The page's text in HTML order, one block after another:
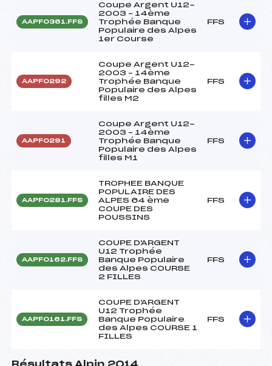
AAPF0361.FFS
Coupe Argent U12-
2003 – 14ème
Trophée Banque
Populaire des Alpes
1er Course
FFS
AAPF0292
Coupe Argent U12-
2003 – 14ème
Trophée Banque
Populaire des Alpes
filles M2
FFS
AAPF0291
Coupe Argent U12-
2003 – 14ème
Trophée Banque
Populaire des Alpes
filles M1
FFS
AAPF0281.FFS
TROPHEE BANQUE
POPULAIRE DES
ALPES 64 ème
COUPE DES
POUSSINS
FFS
AAPF0162.FFS
COUPE D'ARGENT
U12 Trophée
Banque Populaire
des Alpes COURSE
2 FILLES
FFS
AAPF0161.FFS
COUPE D'ARGENT
U12 Trophée
Banque Populaire
des Alpes COURSE 1
FILLES
FFS